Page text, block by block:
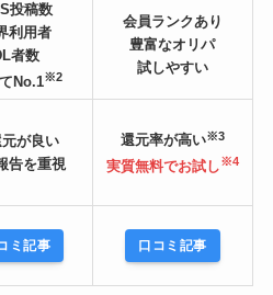
投稿数
利用者
者数
No.1※2
会員ランクあり
豊富なオリパ
試しやすい
が良い
告を重視
還元率が高い※3
実質無料でお試し※4
ミ記事 口コミ記事